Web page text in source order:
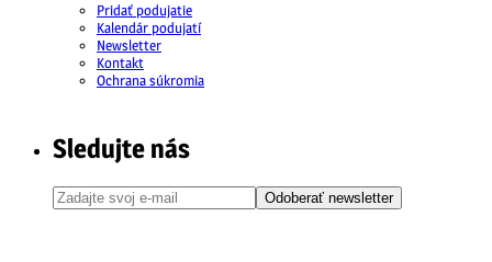
Pridať podujatie
Kalendár podujatí
Newsletter
Kontakt
Ochrana súkromia
Sledujte nás
Odoberať newsletter